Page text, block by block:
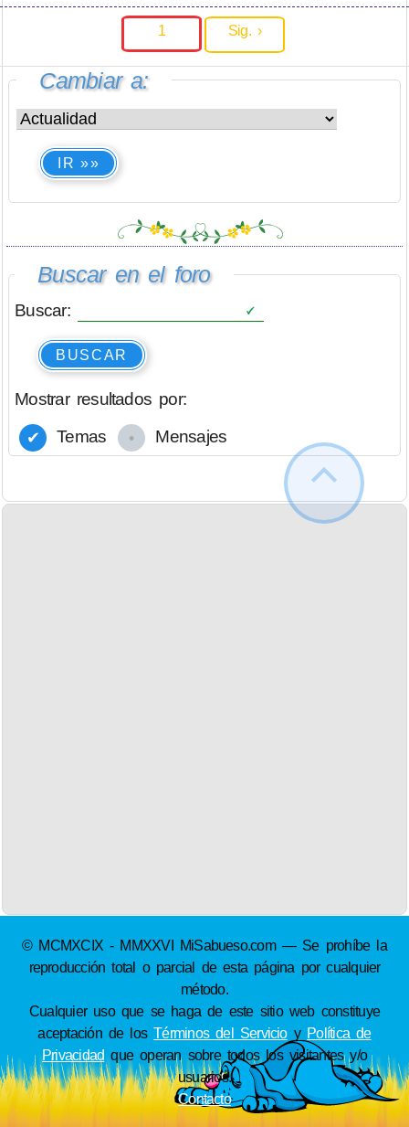
1 Sig. ›
Cambiar a:
IR »»
Buscar en el foro
Buscar:
BUSCAR
Mostrar resultados por:
Temas
Mensajes
© MCMXCIX - MMXXVI MiSabueso.com — Se prohíbe la
reproducción total o parcial de esta página por cualquier
método.
Cualquier uso que se haga de este sitio web constituye
aceptación de losTérminos del Servicioy Política de
Privacidad que operan sobre todos los visitantes y/o
usuarios.
Contacto